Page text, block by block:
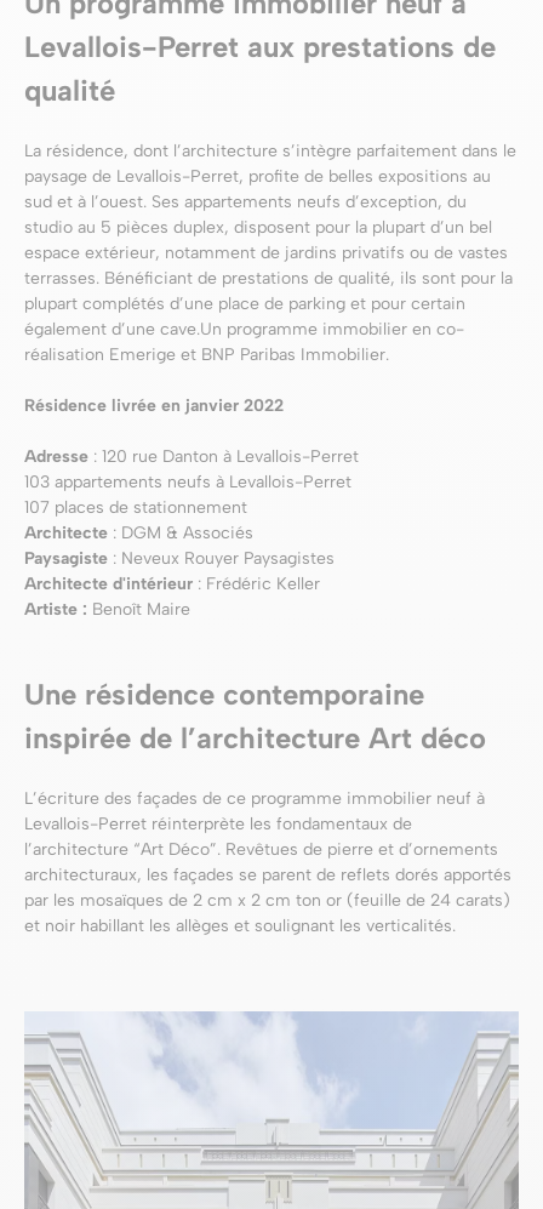
Levallois-Perret aux prestations de
qualité
La résidence, dont l’architecture s’intègre parfaitement dans le
paysage de Levallois-Perret, profite de belles expositions au
sud et à l’ouest. Ses appartements neufs d’exception, du
studio au 5 pièces duplex, disposent pour la plupart d’un bel
espace extérieur, notamment de jardins privatifs ou de vastes
terrasses. Bénéficiant de prestations de qualité, ils sont pour la
plupart complétés d’une place de parking et pour certain
également d’une cave.Un programme immobilier en co-
réalisation Emerige et BNP Paribas Immobilier.
Résidence livrée en janvier 2022
Adresse : 120 rue Danton à Levallois-Perret
103 appartements neufs à Levallois-Perret
107 places de stationnement
Architecte : DGM & Associés
Paysagiste : Neveux Rouyer Paysagistes
Architecte d'intérieur : Frédéric Keller
Artiste : Benoît Maire
Une résidence contemporaine
inspirée de l’architecture Art déco
L’écriture des façades de ce programme immobilier neuf à
Levallois-Perret réinterprète les fondamentaux de
l’architecture “Art Déco”. Revêtues de pierre et d’ornements
architecturaux, les façades se parent de reflets dorés apportés
par les mosaïques de 2 cm x 2 cm ton or (feuille de 24 carats)
et noir habillant les allèges et soulignant les verticalités.